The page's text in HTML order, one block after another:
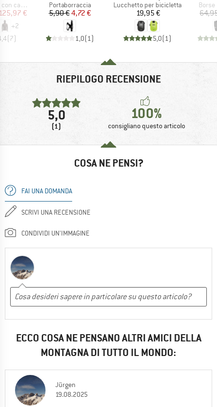
ridotto
€
+2
(7)
Gruppo di prodotti
Portaborraccia
Prezzo
5,90 €Prezzo ridotto
4,72 €
1,0(1 )
Gruppo di prodotti
Lucchetto per bicicletta
Prezzo
19,95 €
5,0(1 )
RIEPILOGO RECENSIONE
5,0
(1)
100%
consigliano questo articolo
COSA NE PENSI?
FAI UNA DOMANDA
SCRIVI UNA RECENSIONE
CONDIVIDI UN'IMMAGINE
ECCO COSA NE PENSANO ALTRI AMICI DELLA
MONTAGNA DI TUTTO IL MONDO:
Jürgen
19.08.2025